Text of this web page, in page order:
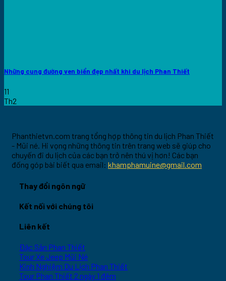
Những cung đường ven biển đẹp nhất khi du lịch Phan Thiết
11
Th2
Phanthietvn.com trang tổng hợp thông tin du lịch Phan Thiết
- Mũi né. Hi vọng những thông tin trên trang web sẽ giúp cho
chuyến đi du lịch của các bạn trở nên thú vị hơn! Các bạn
đống góp bài biết qua email: khamphamuine@gmail.com
Thay đổi ngôn ngữ
Kết nối với chúng tôi
Liên kết
Đặc Sản Phan Thiết
Tour Xe Jeep Mũi Né
Kinh Nghiệm Du Lịch Phan Thiết
Tour Phan Thiết 2 ngày 1 đêm